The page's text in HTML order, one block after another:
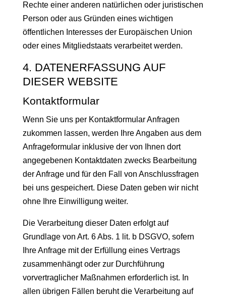
Rechte einer anderen natürlichen oder juristischen
Person oder aus Gründen eines wichtigen
öffentlichen Interesses der Europäischen Union
oder eines Mitgliedstaats verarbeitet werden.
4. DATENERFASSUNG AUF
DIESER WEBSITE
Kontaktformular
Wenn Sie uns per Kontaktformular Anfragen
zukommen lassen, werden Ihre Angaben aus dem
Anfrageformular inklusive der von Ihnen dort
angegebenen Kontaktdaten zwecks Bearbeitung
der Anfrage und für den Fall von Anschlussfragen
bei uns gespeichert. Diese Daten geben wir nicht
ohne Ihre Einwilligung weiter.
Die Verarbeitung dieser Daten erfolgt auf
Grundlage von Art. 6 Abs. 1 lit. b DSGVO, sofern
Ihre Anfrage mit der Erfüllung eines Vertrags
zusammenhängt oder zur Durchführung
vorvertraglicher Maßnahmen erforderlich ist. In
allen übrigen Fällen beruht die Verarbeitung auf